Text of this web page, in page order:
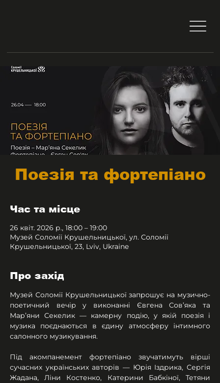
Поезія та фортепіано
Час та місце
26 квіт. 2026 р., 18:00 – 19:00
Музей Соломії Крушельницької, ул. Соломії
Крушельницької, 23, Lviv, Ukraine
Про захід
Музей Соломії Крушельницької запрошує на музично-
поетичний вечір у виконанні Євгена Сов’яка та
Мар’яни Секелик — камерну подію, у якій поезія і
музика поєднаються в єдину атмосферу інтимного
салонного музикування.
Під акомпанемент фортепіано звучатимуть вірші
сучасних українських авторів — Юрія Іздрика, Сергія
Жадана, Ліни Костенко, Катерини Бабкіної, Тетяни